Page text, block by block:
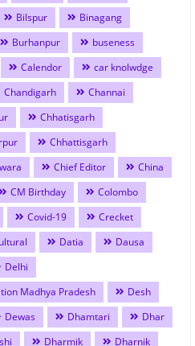
Bilspur
Binagang
Burhanpur
buseness
Calendor
car knolwdge
Chandigarh
Channai
Chhatisgarh
Chhattisgarh
Chief Editor
China
CM Birthday
Colombo
Covid-19
Crecket
Datia
Dausa
Delhi
Madhya Pradesh
Desh
Dewas Dhamtari
Dhar
Dharmik Dharnik